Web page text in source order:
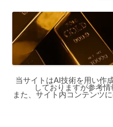
当サイトはAI技術を用い作
しておりますが参考情
また、サイト内コンテンツ